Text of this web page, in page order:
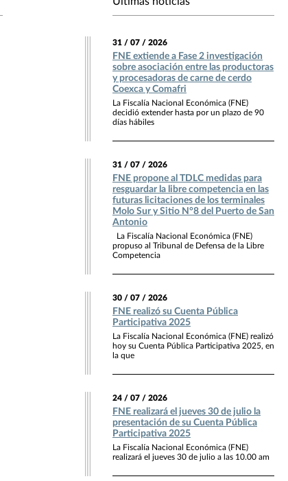
31 / 07 / 2026
FNE extiende a Fase 2 investigación
sobre asociación entre las productoras
y procesadoras de carne de cerdo
Coexca y Comafri
La Fiscalía Nacional Económica (FNE)
decidió extender hasta por un plazo de 90
días hábiles
31 / 07 / 2026
FNE propone al TDLC medidas para
resguardar la libre competencia en las
futuras licitaciones de los terminales
Molo Sur y Sitio N°8 del Puerto de San
Antonio
La Fiscalía Nacional Económica (FNE)
propuso al Tribunal de Defensa de la Libre
Competencia
30 / 07 / 2026
FNE realizó su Cuenta Pública
Participativa 2025
La Fiscalía Nacional Económica (FNE) realizó
hoy su Cuenta Pública Participativa 2025, en
la que
24 / 07 / 2026
FNE realizará el jueves 30 de julio la
presentación de su Cuenta Pública
Participativa 2025
La Fiscalía Nacional Económica (FNE)
realizará el jueves 30 de julio a las 10.00 am